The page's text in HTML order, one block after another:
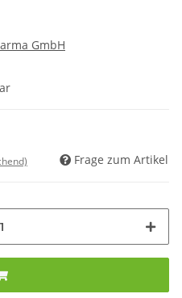
GmbH
Frage zum Artikel